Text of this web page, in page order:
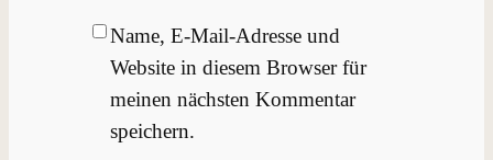
Name, E-Mail-Adresse und
Website in diesem Browser für
meinen nächsten Kommentar
speichern.